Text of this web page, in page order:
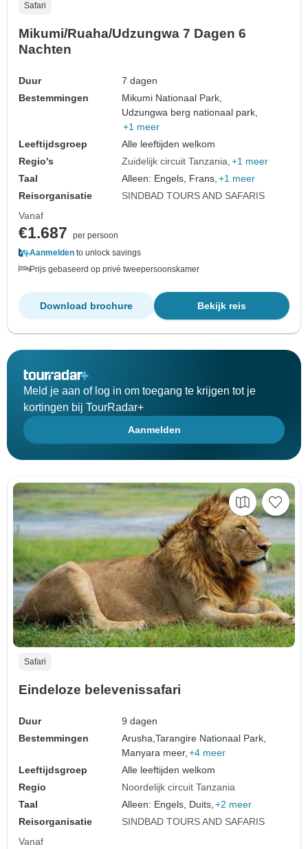
Safari
Mikumi/Ruaha/Udzungwa 7 Dagen 6
Nachten
Duur
7 dagen
Bestemmingen
Mikumi Nationaal Park,
Udzungwa berg nationaal park,
+1 meer
Leeftijdsgroep
Alle leeftijden welkom
Regio's
Zuidelijk circuit Tanzania +1 meer
Taal
Alleen: Engels, Frans, +1 meer
Reisorganisatie
SINDBAD TOURS AND SAFARIS
Vanaf
€1.687
per persoon
Aanmelden to unlock savings
Prijs gebaseerd op privé tweepersoonskamer
Bekijk reis
Download brochure
Meld je aan of log in om toegang te krijgen tot je
kortingen bij TourRadar+
Aanmelden
Safari
Eindeloze belevenissafari
Duur
9 dagen
Bestemmingen
Arusha,Tarangire Nationaal Park,
Manyara meer, +4 meer
Leeftijdsgroep
Alle leeftijden welkom
Regio
Noordelijk circuit Tanzania
Taal
Alleen: Engels, Duits, +2 meer
Reisorganisatie
SINDBAD TOURS AND SAFARIS
Vanaf